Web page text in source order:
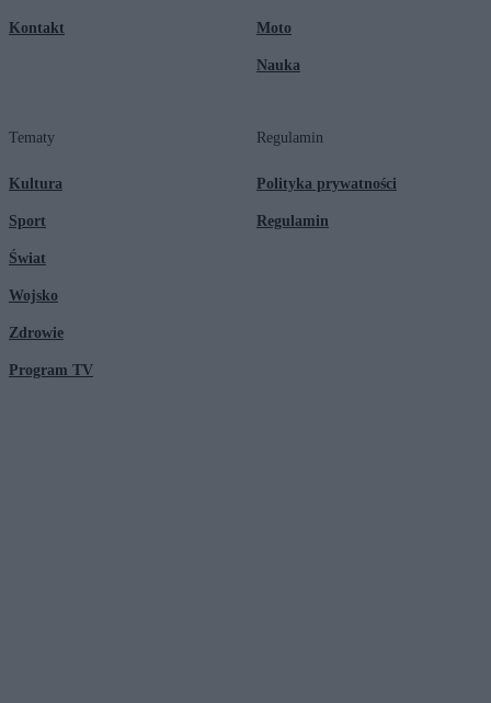
Kontakt Moto
Nauka
Tematy
Kultura
Sport
Świat
Wojsko
Zdrowie
Program TV
Regulamin
Polityka prywatności
Regulamin